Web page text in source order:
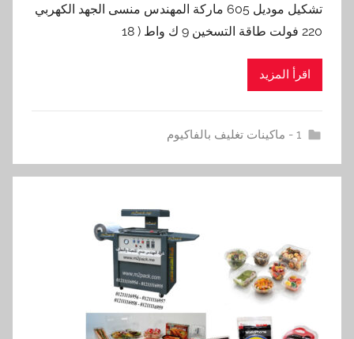
تشكيل موديل 605 ماركة المهندس منسى الجهد الكهربي
220 فولت طاقة التسخين 9 ك واط ( 18
اقرأ المزيد
1 - ماكينات تغليف بالفاكيوم